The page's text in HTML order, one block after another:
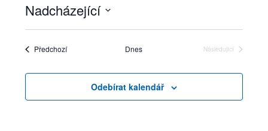
Nadcházející
PředchozíAkce Dnes
Následující
Odebírat kalendář